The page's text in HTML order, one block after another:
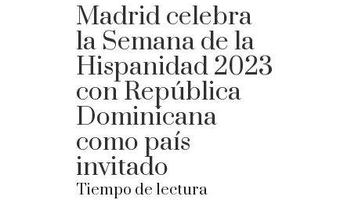
Madrid celebra
la Semana de la
Hispanidad 2023
con República
Dominicana
como país
invitado
Tiempo de lectura